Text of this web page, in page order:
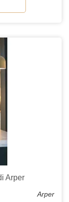
Arper
Arper